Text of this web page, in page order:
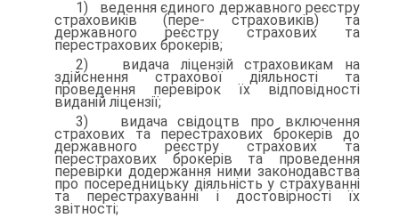
1) ведення єдиного державного реєстру
страховиків (пере- страховиків) та
державного реєстру страхових та
перестрахових брокерів;
2) видача ліцензій страховикам на
здійснення страхової діяль­ності та
проведення перевірок їх відповідності
виданій ліцензії;
3) видача свідоцтв про включення
страхових та перестрахових брокерів до
державного реєстру страхових та
перестрахових бро­керів та проведення
перевірки додержання ними законодавства
про посередницьку діяльність у страхуванні
та перестрахуванні і достовірності їх
звітності;